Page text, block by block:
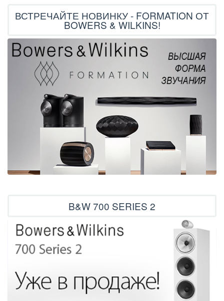
ВСТРЕЧАЙТЕ НОВИНКУ - FORMATION ОТ
BOWERS & WILKINS!
B&W 700 SERIES 2